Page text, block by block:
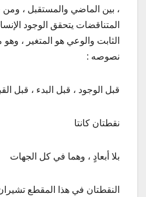
، بين الماضي والمستقبل ، ومن
المتناقضات يتحقق الوجود
الثابت والوعي هو المتغير ،
نصوصه :
قبل الوجود ، قبل البدء ، قبل
نقطتان كانتا
بلا أبعادٍ ، وهما في كل الجهات
النقطتان في هذا المقطع